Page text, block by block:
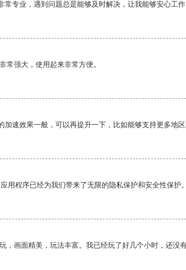
常专业，遇到问题总是能够及时解决，让我能够安心工作
常强大，使用起来非常方便。
加速效果一般，可以再提升一下，比如能够支持更多地区
用程序已经为我们带来了无限的隐私保护和安全性保护。
，画面精美，玩法丰富。我已经玩了好几个小时，还没有